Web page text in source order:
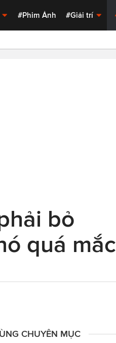
#Phim Ảnh #Giải trí
bỏ
quá mắc
CHUYÊN MỤC